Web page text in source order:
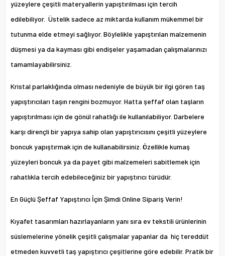
yüzeylere çeşitli materyallerin yapıştırılması için tercih
edilebiliyor. Üstelik sadece az miktarda kullanım mükemmel bir
tutunma elde etmeyi sağlıyor. Böylelikle yapıştırılan malzemenin
düşmesi ya da kayması gibi endişeler yaşamadan çalışmalarınızı
tamamlayabilirsiniz.
Kristal parlaklığında olması nedeniyle de büyük bir ilgi gören taş
yapıştırıcıları taşın rengini bozmuyor. Hatta şeffaf olan taşların
yapıştırılması için de gönül rahatlığı ile kullanılabiliyor. Darbelere
karşı dirençli bir yapıya sahip olan yapıştırıcısını çeşitli yüzeylere
boncuk yapıştırmak için de kullanabilirsiniz. Özellikle kumaş
yüzeyleri boncuk ya da payet gibi malzemeleri sabitlemek için
rahatlıkla tercih edebileceğiniz bir yapıştırıcı türüdür.
En Güçlü Şeffaf Yapıştırıcı İçin Şimdi Online Sipariş Verin!
Kıyafet tasarımları hazırlayanların yanı sıra ev tekstili ürünlerinin
süslemelerine yönelik çeşitli çalışmalar yapanlar da hiç tereddüt
etmeden kuvvetli taş yapıştırıcı çeşitlerine göre edebilir. Pratik bir